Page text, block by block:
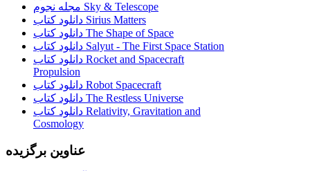
مجله نجوم Sky & Telescope
دانلود کتاب Sirius Matters
دانلود کتاب The Shape of Space
دانلود کتاب Salyut - The First Space Station
دانلود کتاب Rocket and Spacecraft
Propulsion
دانلود کتاب Robot Spacecraft
دانلود کتاب The Restless Universe
دانلود کتاب Relativity, Gravitation and
Cosmology
عناوین برگزیده